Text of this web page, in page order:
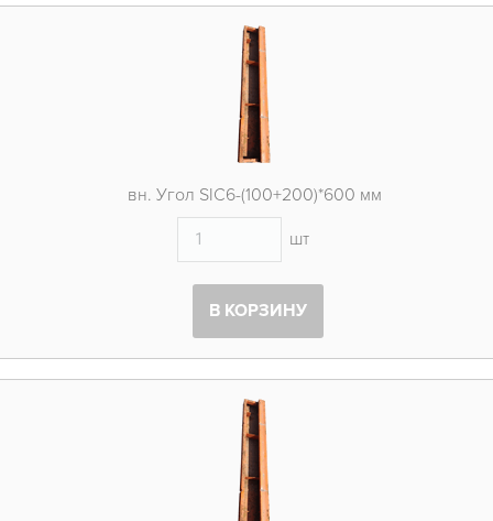
вн. Угол SIC6-(100+200)*600 мм
шт
В КОРЗИНУ